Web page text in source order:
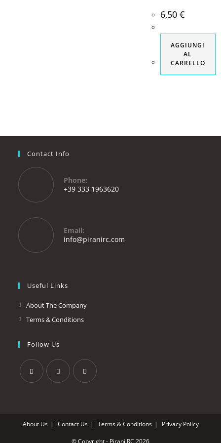
6,50 €
AGGIUNGI
AL
CARRELLO
Contact Info
Phone:
+39 333 1963620
application
Email:
info@piranirc.com
Useful Links
About The Company
Terms & Conditions
Follow Us
new
new
new
tab
About Us Contact Us Terms & Conditions Privacy Policy
© Copyright - Pirani RC 2026